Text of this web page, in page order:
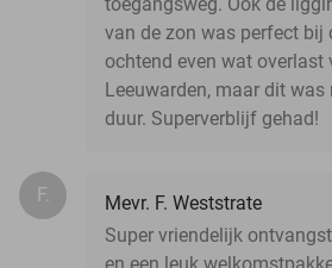
van de zon was perfect bij
ochtend even wat
Leeuwarden, maar dit
duur. Superverblijf gehad!
F.
Mevr. F. Weststrate
Super vriendelijk